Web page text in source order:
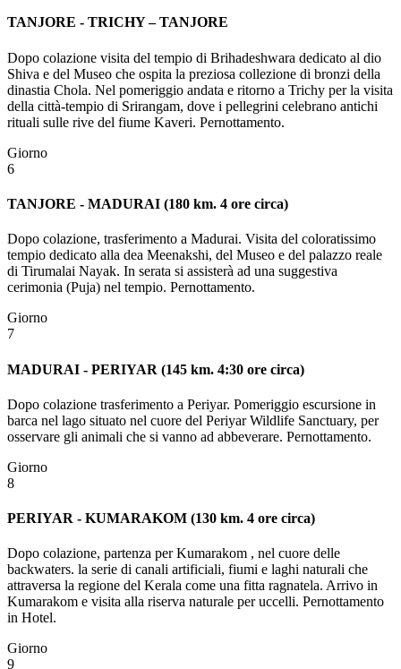
TANJORE - TRICHY – TANJORE
Dopo colazione visita del tempio di Brihadeshwara dedicato al dio
Shiva e del Museo che ospita la preziosa collezione di bronzi della
dinastia Chola. Nel pomeriggio andata e ritorno a Trichy per la visita
della città-tempio di Srirangam, dove i pellegrini celebrano antichi
rituali sulle rive del fiume Kaveri. Pernottamento.
Giorno
6
TANJORE - MADURAI (180 km. 4 ore circa)
Dopo colazione, trasferimento a Madurai. Visita del coloratissimo
tempio dedicato alla dea Meenakshi, del Museo e del palazzo reale
di Tirumalai Nayak. In serata si assisterà ad una suggestiva
cerimonia (Puja) nel tempio. Pernottamento.
Giorno
7
MADURAI - PERIYAR (145 km. 4:30 ore circa)
Dopo colazione trasferimento a Periyar. Pomeriggio escursione in
barca nel lago situato nel cuore del Periyar Wildlife Sanctuary, per
osservare gli animali che si vanno ad abbeverare. Pernottamento.
Giorno
8
PERIYAR - KUMARAKOM (130 km. 4 ore circa)
Dopo colazione, partenza per Kumarakom , nel cuore delle
backwaters. la serie di canali artificiali, fiumi e laghi naturali che
attraversa la regione del Kerala come una fitta ragnatela. Arrivo in
Kumarakom e visita alla riserva naturale per uccelli. Pernottamento
in Hotel.
Giorno
9